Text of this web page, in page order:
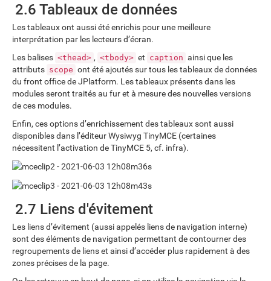
2.6 Tableaux de données
Les tableaux ont aussi été enrichis pour une meilleure
interprétation par les lecteurs d’écran.
Les balises <thead> , <tbody> et caption ainsi que les
attributs scope ont été ajoutés sur tous les tableaux de données
du front office de JPlatform. Les tableaux présents dans les
modules seront traités au fur et à mesure des nouvelles versions
de ces modules.
Enfin, ces options d’enrichissement des tableaux sont aussi
disponibles dans l’éditeur Wysiwyg TinyMCE (certaines
nécessitent l’activation de TinyMCE 5, cf. infra).
2.7 Liens d'évitement
Les liens d’évitement (aussi appelés liens de navigation interne)
sont des éléments de navigation permettant de contourner des
regroupements de liens et ainsi d’accéder plus rapidement à des
zones précises de la page.